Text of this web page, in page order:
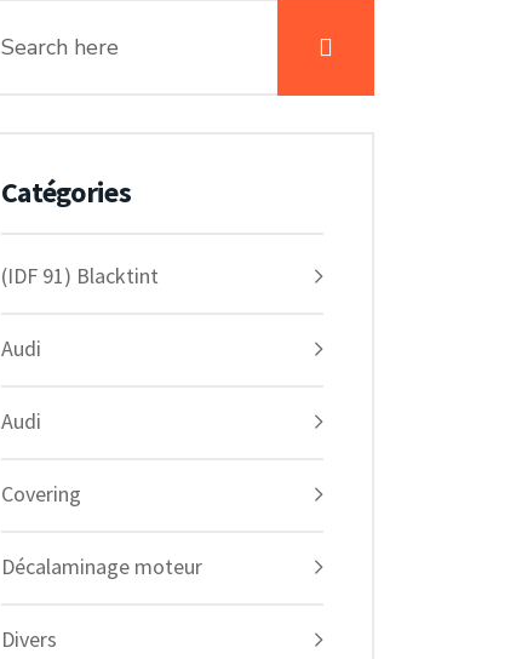
Catégories
(IDF 91) Blacktint
Audi
Audi
Covering
Décalaminage moteur
Divers